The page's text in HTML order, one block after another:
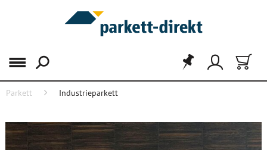
Menü
Parkett Industrieparkett